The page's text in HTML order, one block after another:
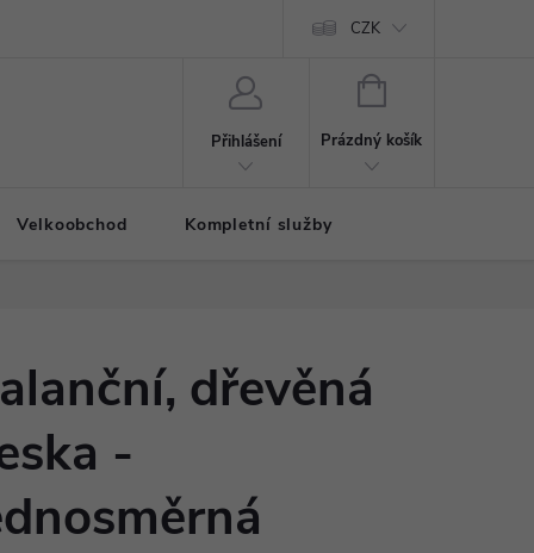
CZK
Přihlášení
NÁKUPNÍ
Prázdný košík
Velkoobchod Kompletní služby
dřevěná
-